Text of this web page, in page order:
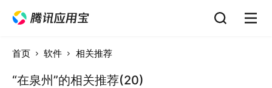
首页 软件 相关推荐
“在泉州”的相关推荐(20)